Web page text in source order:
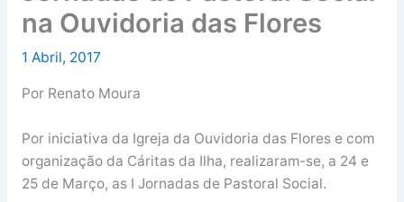
na Ouvidoria das Flores
1 Abril, 2017
Por Renato Moura
Por iniciativa da Igreja da Ouvidoria das Flores e com
organização da Cáritas da Ilha, realizaram-se, a 24 e
25 de Março, as I Jornadas de Pastoral Social.